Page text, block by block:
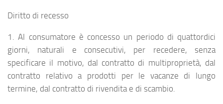
Diritto di recesso
1. Al consumatore è concesso un periodo di quattordici
giorni, naturali e consecutivi, per recedere, senza
specificare il motivo, dal contratto di multiproprietà, dal
contratto relativo a prodotti per le vacanze di lungo
termine, dal contratto di rivendita e di scambio.